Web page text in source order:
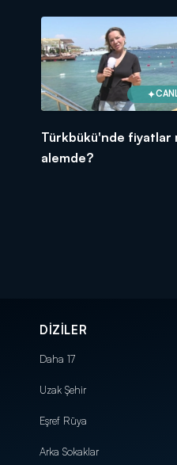
Türkbükü'nde fiyatlar
alemde?
DİZİLER
Daha 17
Uzak Şehir
Eşref Rüya
Arka Sokaklar